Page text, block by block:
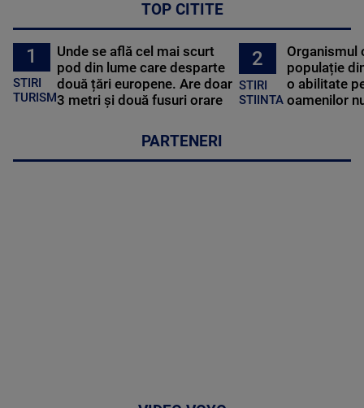
TOP CITITE
1
STIRI
TURISM
Unde se află cel mai scurt
pod din lume care desparte
două țări europene. Are doar
3 metri și două fusuri orare
2
STIRI
STIINTA
Organismul
populație
o abilitate
oamenilor
PARTENERI